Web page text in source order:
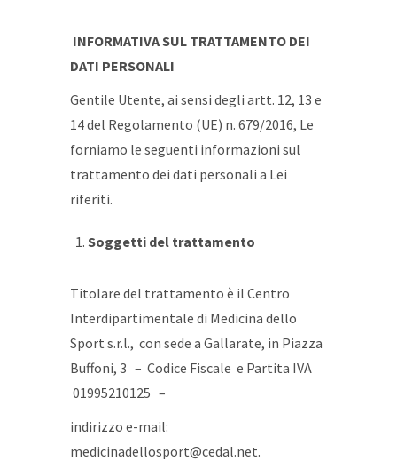
INFORMATIVA SUL TRATTAMENTO DEI
DATI PERSONALI
Gentile Utente, ai sensi degli artt. 12, 13 e
14 del Regolamento (UE) n. 679/2016, Le
forniamo le seguenti informazioni sul
trattamento dei dati personali a Lei
riferiti.
Soggetti del trattamento
Titolare del trattamento è il Centro
Interdipartimentale di Medicina dello
Sport s.r.l., con sede a Gallarate, in Piazza
Buffoni, 3 – Codice Fiscale e Partita IVA
01995210125 –
indirizzo e-mail:
medicinadellosport@cedal.net.